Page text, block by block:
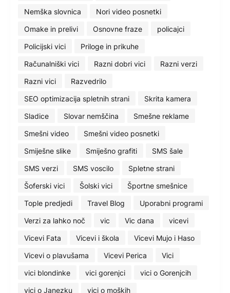
Nemška slovnica
Nori video posnetki
Omake in prelivi
Osnovne fraze
policajci
Policijski vici
Priloge in prikuhe
Računalniški vici
Razni dobri vici
Razni verzi
Razni vici
Razvedrilo
SEO optimizacija spletnih strani
Skrita kamera
Sladice
Slovar nemščina
Smešne reklame
Smešni video
Smešni video posnetki
Smiješne slike
Smiješno grafiti
SMS šale
SMS verzi
SMS voscilo
Spletne strani
Šoferski vici
Šolski vici
Športne smešnice
Tople predjedi
Travel Blog
Uporabni programi
Verzi za lahko noč
vic Vic dana
vicevi
Vicevi Fata
Vicevi i škola
Vicevi Mujo i Haso
Vicevi o plavušama
Vicevi Perica
Vici
vici blondinke
vici gorenjci
vici o Gorenjcih
vici o Janezku
vici o moških